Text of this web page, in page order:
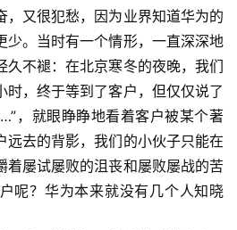
，又很犯愁，因为业界知道华为的
少。当时有一个情形，一直深深地
久不褪：在北京寒冬的夜晚，我们
时，终于等到了客户，但仅仅说了
，就眼睁睁地看着客户被某个著
远去的背影，我们的小伙子只能在
着屡试屡败的沮丧和屡败屡战的苦
呢？华为本来就没有几个人知晓